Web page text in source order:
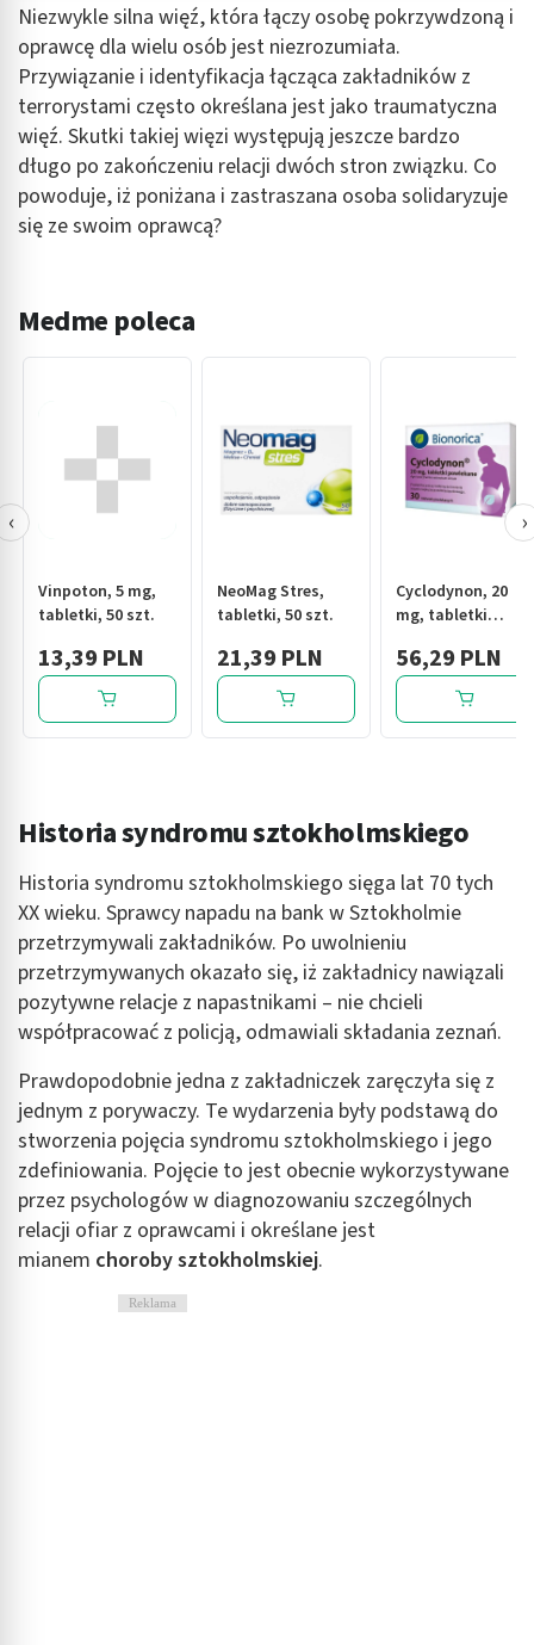
Niezwykle silna więź, która łączy osobę pokrzywdzoną i
oprawcę dla wielu osób jest niezrozumiała.
Przywiązanie i identyfikacja łącząca zakładników z
terrorystami często określana jest jako traumatyczna
więź. Skutki takiej więzi występują jeszcze bardzo
długo po zakończeniu relacji dwóch stron związku. Co
powoduje, iż poniżana i zastraszana osoba solidaryzuje
się ze swoim oprawcą?
Medme poleca
Vinpoton, 5 mg,
tabletki, 50 szt.
13,39 PLN
NeoMag Stres,
tabletki, 50 szt.
21,39 PLN
Cyclodynon, 20
mg, tabletki
56,29 PLN
‹ ›
Historia syndromu sztokholmskiego
Historia syndromu sztokholmskiego sięga lat 70 tych
XX wieku. Sprawcy napadu na bank w Sztokholmie
przetrzymywali zakładników. Po uwolnieniu
przetrzymywanych okazało się, iż zakładnicy nawiązali
pozytywne relacje z napastnikami – nie chcieli
współpracować z policją, odmawiali składania zeznań.
Prawdopodobnie jedna z zakładniczek zaręczyła się z
jednym z porywaczy. Te wydarzenia były podstawą do
stworzenia pojęcia syndromu sztokholmskiego i jego
zdefiniowania. Pojęcie to jest obecnie wykorzystywane
przez psychologów w diagnozowaniu szczególnych
relacji ofiar z oprawcami i określane jest
mianem choroby sztokholmskiej.
Reklama